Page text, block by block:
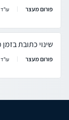
פורום מעצר
שינוי כתובת
פורום מעצר